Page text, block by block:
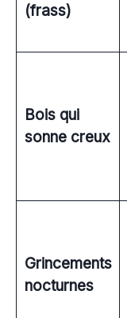
(frass)
Bois qui
sonne creux
Grincements
nocturnes